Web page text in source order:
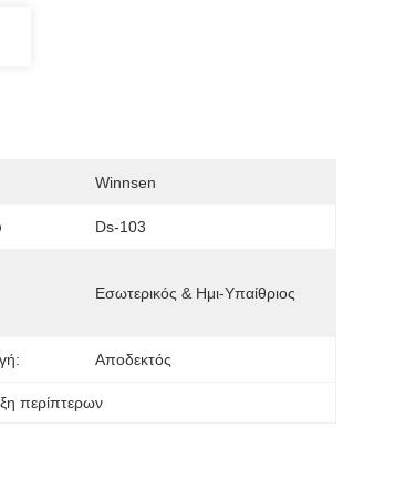
Winnsen
Ds-103
Εσωτερικός & Ημι-Υπαίθριος
Αποδεκτός
περίπτερων